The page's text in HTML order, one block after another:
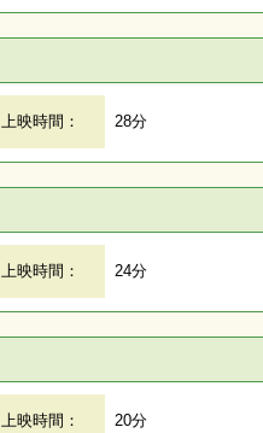
上映時間： 28分
上映時間： 24分
上映時間： 20分